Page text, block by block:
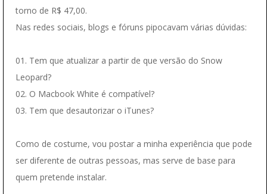
torno de R$ 47,00.
Nas redes sociais, blogs e fóruns pipocavam várias dúvidas:
01. Tem que atualizar a partir de que versão do Snow
Leopard?
02. O Macbook White é compatível?
03. Tem que desautorizar o iTunes?
Como de costume, vou postar a minha experiência que pode
ser diferente de outras pessoas, mas serve de base para
quem pretende instalar.